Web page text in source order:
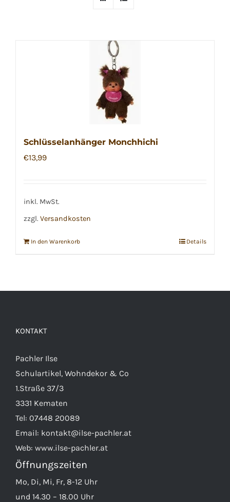
Schlüsselanhänger Monchhichi
€13,99
inkl. MwSt.
zzgl. Versandkosten
In den Warenkorb Details
KONTAKT
Pachler Ilse
Schulartikel, Wohndekor & Co
1.Straße 37/3
3331 Kematen
Tel: 07448 20089
Email: kontakt@ilse-pachler.at
Web: www.ilse-pachler.at
Öffnungszeiten
Mo, Di, Mi, Fr, 8-12 Uhr
und 14.30 – 18.00 Uhr